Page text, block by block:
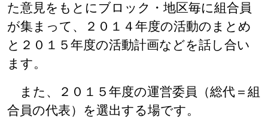
た意見をもとにブロック・地区毎に組合員
が集まって、２０１４年度の活動のまとめ
と２０１５年度の活動計画などを話し合い
ます。
また、２０１５年度の運営委員（総代＝組
合員の代表）を選出する場です。